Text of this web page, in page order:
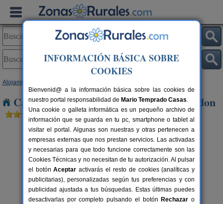
Alojamientos
Casas Rurales cerca de La Pola de Gordon
8+1 pers.
desde27 €
Complejo Rural Aguas Frías
La Omañuela (León)
INFORMACIÓN BÁSICA SOBRE
COOKIES
Bienvenid@ a la información básica sobre las cookies de
nuestro portal responsabilidad de Mario Temprado Casas.
Una cookie o galleta informática es un pequeño archivo de
información que se guarda en tu pc, smartphone o tablet al
visitar el portal. Algunas son nuestras y otras pertenecen a
empresas externas que nos prestan servicios. Las activadas
y necesarias para que todo funcione correctamente son las
Cookies Técnicas y no necesitan de tu autorización. Al pulsar
el botónAceptar activarás el resto de cookies (analíticas y
publicitarias), personalizadas según tus preferencias y con
publicidad ajustada a tus búsquedas. Estas últimas puedes
desactivarlas por completo pulsando el botón Rechazar o